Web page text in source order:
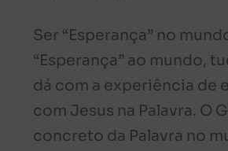
Ser “Esperança” no
“Esperança” ao mundo,
dá com a experiência de
com Jesus na Palavra. O
concreto da Palavra no